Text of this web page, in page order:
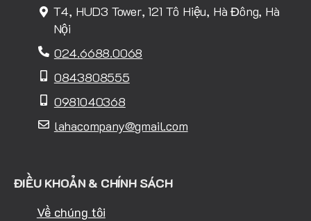
T4, HUD3 Tower, 121 Tô Hiệu, Hà Đông, Hà
Nội
024.6688.0068
0843808555
0981040368
lahacompany@gmail.com
ĐIỀU KHOẢN & CHÍNH SÁCH
Về chúng tôi